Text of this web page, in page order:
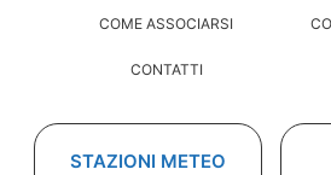
COME ASSOCIARSI
CONTATTI
STAZIONI METEO